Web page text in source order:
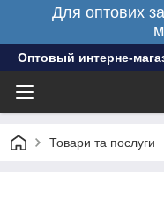
Для оптових
Оптовый интерне-
Товари та послуги